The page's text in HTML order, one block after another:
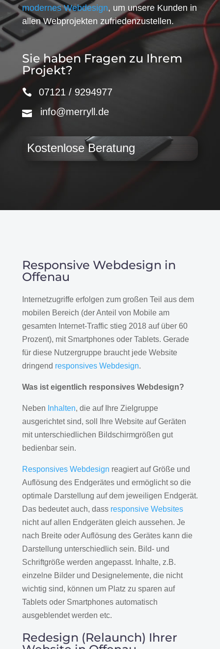
modernes Webdesign, um unsere Kunden in
allen Webprojekten zufriedenzustellen.
Sie haben Fragen zu Ihrem
Projekt?
07121 / 9294977
info@merryll.de
Kostenlose Beratung
Responsive Webdesign in
Offenau
Internetzugriffe erfolgen zum großen Teil aus dem
mobilen Bereich (der Anteil von Mobile am
gesamten Internet-Traffic stieg 2018 auf über 60
Prozent), mit Smartphones oder Tablets. Gerade
für diese Nutzergruppe braucht jede Website
dringend responsives Webdesign.
Was ist eigentlich responsives Webdesign?
Neben Inhalten, die auf Ihre Zielgruppe
ausgerichtet sind, soll Ihre Website auf Geräten
mit unterschiedlichen Bildschirmgrößen gut
bedienbar sein.
Responsives Webdesign reagiert auf Größe und
Auflösung des Endgerätes und ermöglicht so die
optimale Darstellung auf dem jeweiligen Endgerät.
Das bedeutet auch, dass responsive Websites
nicht auf allen Endgeräten gleich aussehen. Je
nach Breite oder Auflösung des Gerätes kann die
Darstellung unterschiedlich sein. Bild- und
Schriftgröße werden angepasst. Inhalte, z.B.
einzelne Bilder und Designelemente, die nicht
wichtig sind, können um Platz zu sparen auf
Tablets oder Smartphones automatisch
ausgeblendet werden etc.
Redesign (Relaunch) Ihrer